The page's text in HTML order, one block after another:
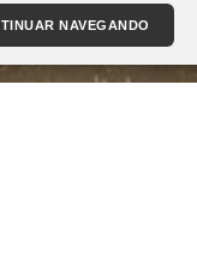
NAVEGANDO